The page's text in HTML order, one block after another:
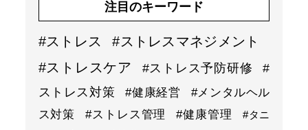
注目のキーワード
#ストレス
#ストレスマネジメント
#ストレスケア
#ストレス予防研修
#
ストレス対策
#健康経営
#メンタルヘル
ス対策
#ストレス管理 #健康管理
#タニ